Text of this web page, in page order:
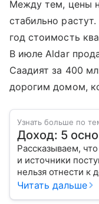
Между тем, цены
стабильно
год стоимость
В июле Aldar
Саадият за 400
дорогим домом,
Узнать больше по
Доход: 5
Рассказываем,
и источники
нельзя отнести к
Читать дальше